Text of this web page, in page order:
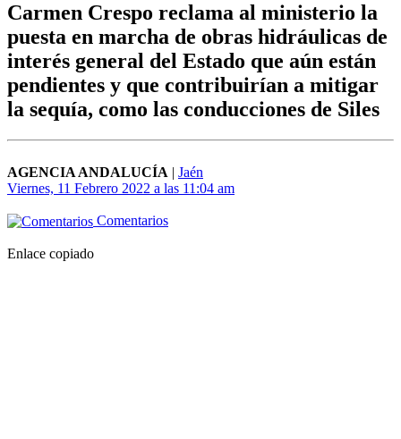
Carmen Crespo reclama al ministerio la
puesta en marcha de obras hidráulicas de
interés general del Estado que aún están
pendientes y que contribuirían a mitigar
la sequía, como las conducciones de Siles
AGENCIA ANDALUCÍA | Jaén
Viernes, 11 Febrero 2022 a las 11:04 am
Comentarios
Enlace copiado